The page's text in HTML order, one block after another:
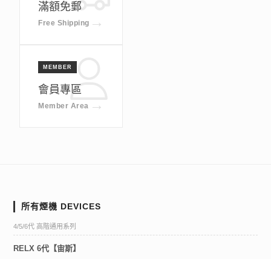
滿額免郵
Free Shipping →
MEMBER
會員專區
Member Area →
所有煙機 DEVICES
4/5/6代 高階通用系列
RELX 6代【宙斯】